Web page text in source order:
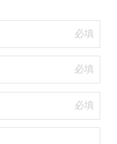
必填
必填
必填